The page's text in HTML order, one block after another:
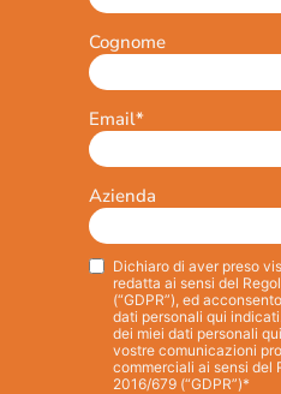
Cognome
Email*
Azienda
Privacy*
Dichiaro di aver preso
redatta ai sensi del
(“GDPR”), ed
dati personali qui indicati.
dei miei dati personali
vostre comunicazioni
commerciali ai sensi del
2016/679 (“GDPR”)*